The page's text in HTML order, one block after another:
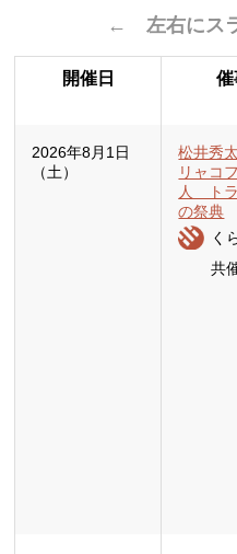
← 左右にス
開催日 催
2026年8月1日
（土）
松井秀
リャコ
人 トラ
の祭典
く
共